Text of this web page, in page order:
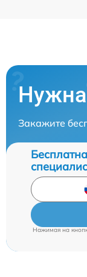
Нужна
Закажите
Нажимая на